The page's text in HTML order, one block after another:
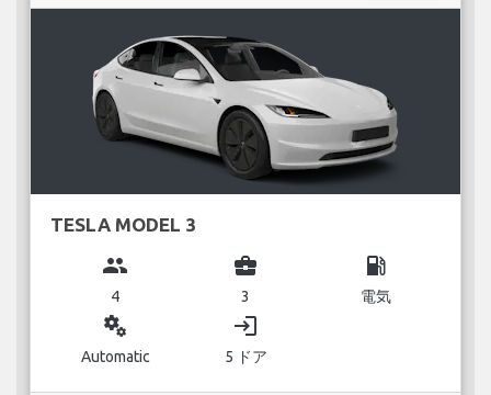
TESLA MODEL 3
group
4
business_center
3
local_gas_station
電気
miscellaneous_services
Automatic
login
5 ドア